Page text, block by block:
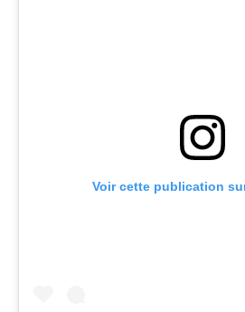
Voir cette publication